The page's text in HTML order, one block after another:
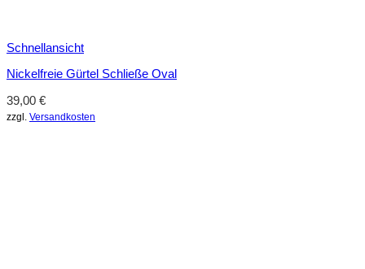
Schnellansicht
Nickelfreie Gürtel Schließe Oval
39,00 €
zzgl. Versandkosten